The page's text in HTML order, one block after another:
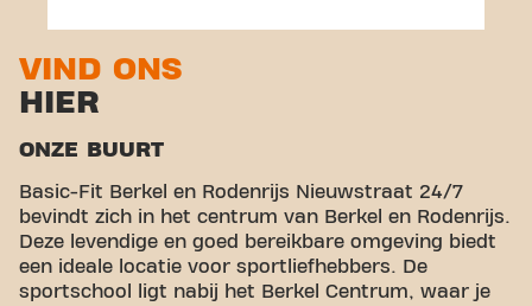
VIND ONS
HIER
ONZE BUURT
Basic-Fit Berkel en Rodenrijs Nieuwstraat 24/7
bevindt zich in het centrum van Berkel en Rodenrijs.
Deze levendige en goed bereikbare omgeving biedt
een ideale locatie voor sportliefhebbers. De
sportschool ligt nabij het Berkel Centrum, waar je